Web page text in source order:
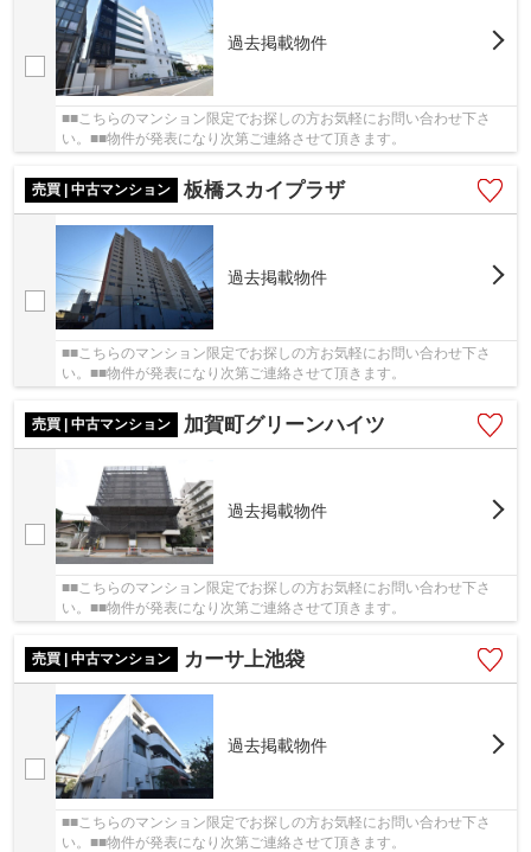
過去掲載物件
■■こちらのマンション限定でお探しの方お気軽にお問い合わせ下さ
い。■■物件が発表になり次第ご連絡させて頂きます。
売買 | 中古マンション 板橋スカイプラザ
過去掲載物件
■■こちらのマンション限定でお探しの方お気軽にお問い合わせ下さ
い。■■物件が発表になり次第ご連絡させて頂きます。
売買 | 中古マンション 加賀町グリーンハイツ
過去掲載物件
■■こちらのマンション限定でお探しの方お気軽にお問い合わせ下さ
い。■■物件が発表になり次第ご連絡させて頂きます。
売買 | 中古マンション カーサ上池袋
過去掲載物件
■■こちらのマンション限定でお探しの方お気軽にお問い合わせ下さ
い。■■物件が発表になり次第ご連絡させて頂きます。